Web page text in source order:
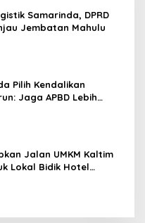
Samarinda, DPRD
Jembatan Mahulu
Pilih Kendalikan
Jaga APBD Lebih
Jalan UMKM Kaltim
Lokal Bidik Hotel